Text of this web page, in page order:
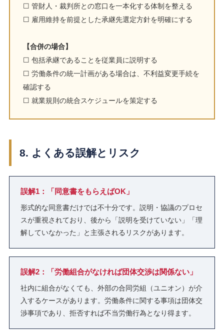
☐ 管財人・裁判所との窓口を一本化する体制を整える
☐ 雇用維持を前提とした承継先選定方針を明確にする
【合併の場合】
☐ 包括承継であることを従業員に説明する
☐ 労働条件の統一計画がある場合は、不利益変更手続を
確認する
☐ 就業規則の統合スケジュールを策定する
8. よくある誤解とリスク
誤解1：「同意書をもらえばOK」
形式的な同意書だけでは不十分です。説明・協議のプロセ
スが重視されており、後から「説明を受けていない」「理
解していなかった」と主張されるリスクがあります。
誤解2：「労働組合がなければ団体交渉は関係ない」
社内に組合がなくても、外部の合同労組（ユニオン）が介
入するケースがあります。労働条件に関する事項は団体交
渉事項であり、拒否すれば不当労働行為となり得ます。